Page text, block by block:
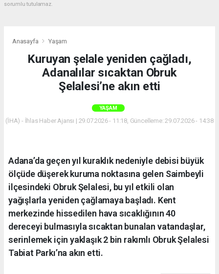
sorumlu tutulamaz.
Anasayfa Yaşam
Kuruyan şelale yeniden çağladı,
Adanalılar sıcaktan Obruk
Şelalesi’ne akın etti
YAŞAM
(İHA) - İhlas Haber Ajansı | 29.07.2026 - 11:18, Güncelleme: 29.07.2026 - 14:38
Adana’da geçen yıl kuraklık nedeniyle debisi büyük
ölçüde düşerek kuruma noktasına gelen Saimbeyli
ilçesindeki Obruk Şelalesi, bu yıl etkili olan
yağışlarla yeniden çağlamaya başladı. Kent
merkezinde hissedilen hava sıcaklığının 40
dereceyi bulmasıyla sıcaktan bunalan vatandaşlar,
serinlemek için yaklaşık 2 bin rakımlı Obruk Şelalesi
Tabiat Parkı’na akın etti.